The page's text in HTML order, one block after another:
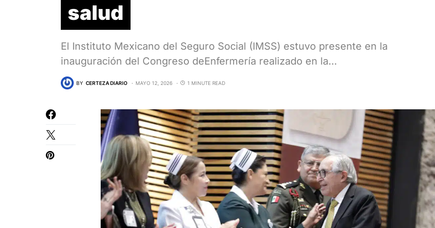
salud
El Instituto Mexicano del Seguro Social (IMSS) estuvo presente en la
inauguración del Congreso deEnfermería realizado en la…
BY CERTEZA DIARIO MAYO 12, 2026 1 MINUTE READ